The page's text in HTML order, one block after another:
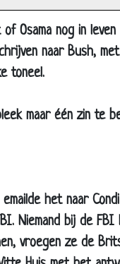
Osama nog in
naar Bush,
toneel.
maar één zin te
het naar
Niemand bij de
vroegen ze de